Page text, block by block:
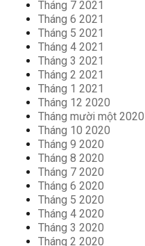
Tháng 7 2021
Tháng 6 2021
Tháng 5 2021
Tháng 4 2021
Tháng 3 2021
Tháng 2 2021
Tháng 1 2021
Tháng 12 2020
Tháng mười một 2020
Tháng 10 2020
Tháng 9 2020
Tháng 8 2020
Tháng 7 2020
Tháng 6 2020
Tháng 5 2020
Tháng 4 2020
Tháng 3 2020
Tháng 2 2020